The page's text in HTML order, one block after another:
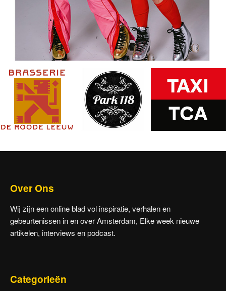
Over Ons
Wij zijn een online blad vol inspiratie, verhalen en
gebeurtenissen in en over Amsterdam, Elke week nieuwe
artikelen, interviews en podcast.
Categorieën